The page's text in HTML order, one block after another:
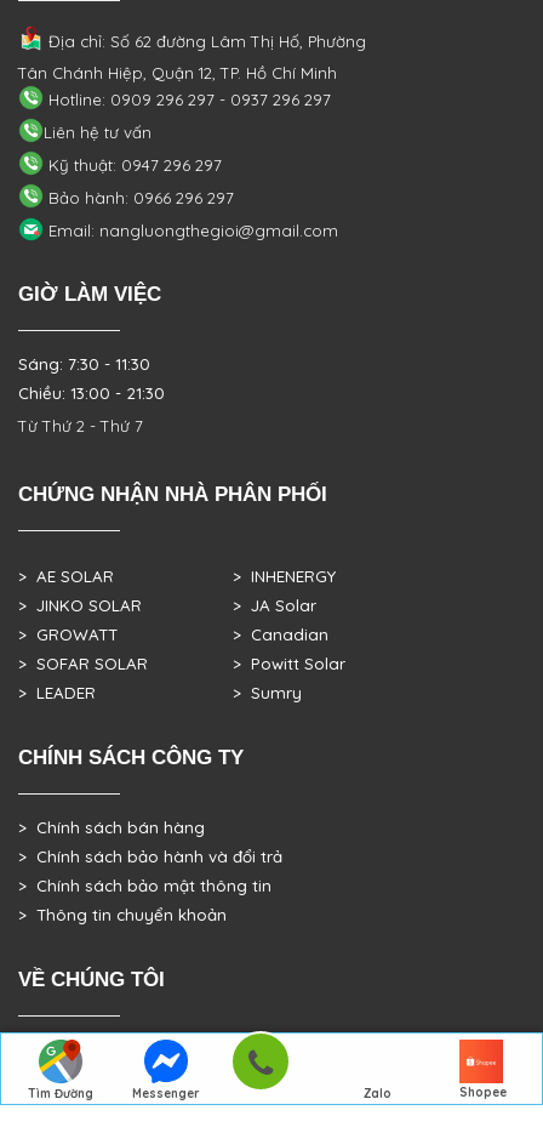
Tìm Đường
Messenger
Zalo Shopee
Địa chỉ: Số 62 đường Lâm Thị Hố, Phường
Tân Chánh Hiệp, Quận 12, TP. Hồ Chí Minh
Hotline: 0909 296 297 - 0937 296 297
Liên hệ tư vấn
Kỹ thuật: 0947 296 297
Bảo hành: 0966 296 297
Email: nangluongthegioi@gmail.com
GIỜ LÀM VIỆC
Sáng: 7:30 - 11:30
Chiều: 13:00 - 21:30
Từ Thứ 2 - Thứ 7
CHỨNG NHẬN NHÀ PHÂN PHỐI
> AE SOLAR
> JINKO SOLAR
> GROWATT
> SOFAR SOLAR
> LEADER
> INHENERGY
> JA Solar
> Canadian
> Powitt Solar
> Sumry
CHÍNH SÁCH CÔNG TY
> Chính sách bán hàng
> Chính sách bảo hành và đổi trả
> Chính sách bảo mật thông tin
> Thông tin chuyển khoản
VỀ CHÚNG TÔI
> GIỚI THIỆU
> TRANG CHỦ
> DỰ ÁN THỰC TẾ